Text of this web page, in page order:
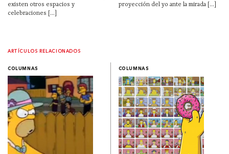
existen otros espacios y
celebraciones [...]
proyección del yo ante la mirada [...]
ARTÍCULOS RELACIONADOS
COLUMNAS COLUMNAS